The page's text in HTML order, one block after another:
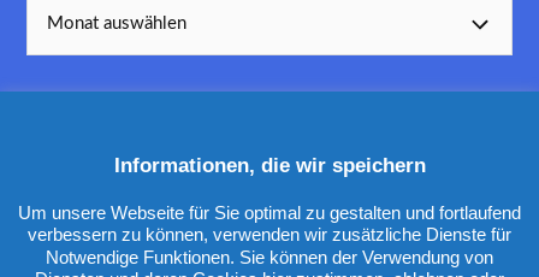
KATEGORIENInformationen, die wir speichern
Um unsere Webseite für Sie optimal zu gestalten und fortlaufend
verbessern zu können, verwenden wir zusätzliche Dienste für
Notwendige Funktionen. Sie können der Verwendung von